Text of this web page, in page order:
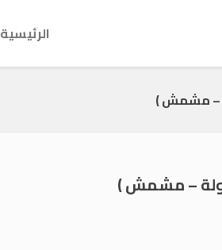
الرئيسية
– مشمش )
– مشمش )